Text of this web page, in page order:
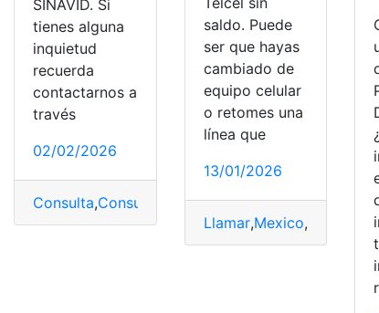
SINAVID. Si
tienes alguna
inquietud
recuerda
contactarnos a
través
02/02/2026
Consulta,Consultas ISSSTE,Mexico,SINAVID
saldo. Puede
ser que hayas
cambiado de
equipo celular
o retomes una
línea que
13/01/2026
Llamar,Mexico,